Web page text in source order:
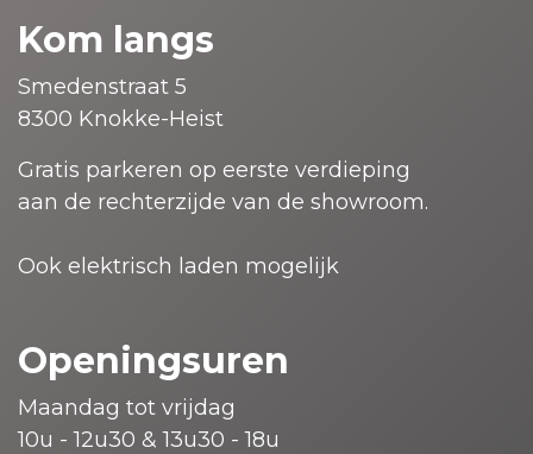
Kom langs
Smedenstraat 5
8300 Knokke-Heist
Gratis parkeren op eerste verdieping
aan de rechterzijde van de showroom.
Ook elektrisch laden mogelijk
Openingsuren
Maandag tot vrijdag
10u - 12u30 & 13u30 - 18u